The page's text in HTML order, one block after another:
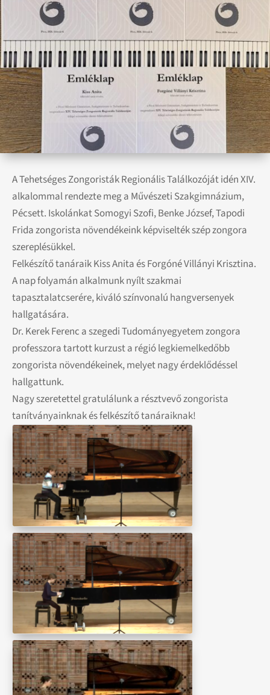
A Tehetséges Zongoristák Regionális Találkozóját idén XIV.
alkalommal rendezte meg a Művészeti Szakgimnázium,
Pécsett. Iskolánkat Somogyi Szofi, Benke József, Tapodi
Frida zongorista növendékeink képviselték szép zongora
szereplésükkel.
Felkészítő tanáraik Kiss Anita és Forgóné Villányi Krisztina.
A nap folyamán alkalmunk nyílt szakmai
tapasztalatcserére, kiváló színvonalú hangversenyek
hallgatására.
Dr. Kerek Ferenc a szegedi Tudományegyetem zongora
professzora tartott kurzust a régió legkiemelkedőbb
zongorista növendékeinek, melyet nagy érdeklődéssel
hallgattunk.
Nagy szeretettel gratulálunk a résztvevő zongorista
tanítványainknak és felkészítő tanáraiknak!